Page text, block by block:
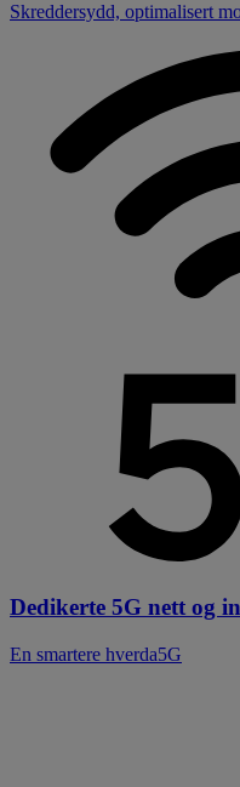
Skreddersydd, optimalisert
Dedikerte 5G nett og
En smartere hverda5G